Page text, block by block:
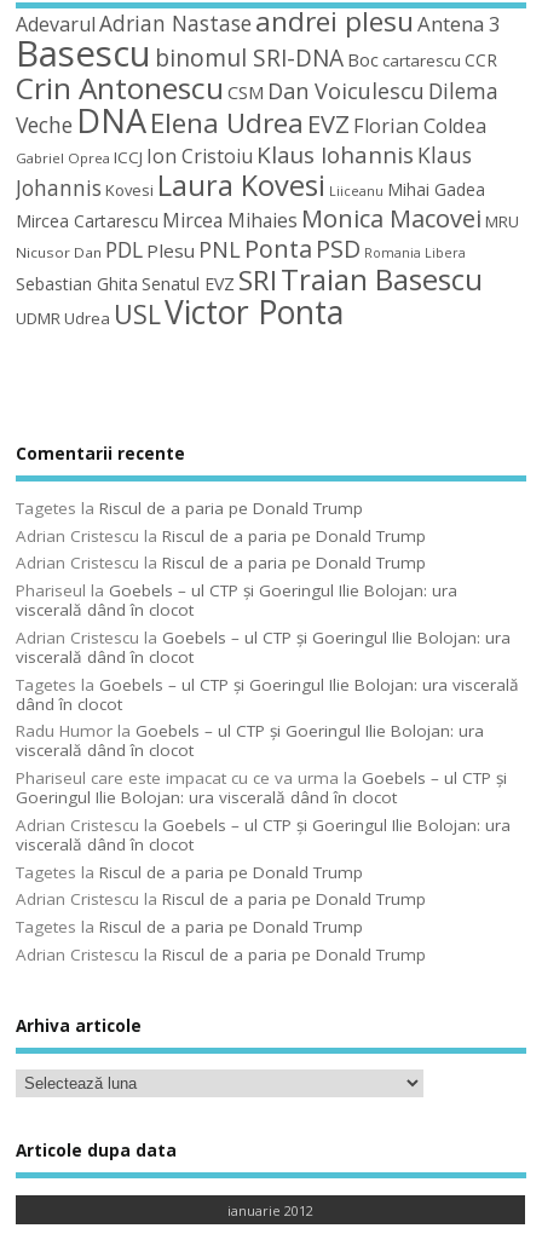
Adevarul Adrian Nastaseandrei plesuAntena 3
Basescu binomul SRI-DNA Boc cartarescu CCR
Crin Antonescu CSM Dan Voiculescu Dilema
Veche DNAElena Udrea EVZ Florian Coldea
Gabriel Oprea ICCJ Ion Cristoiu Klaus Iohannis Klaus
Johannis Kovesi Laura Kovesi Liiceanu Mihai Gadea
Mircea Cartarescu Mircea Mihaies Monica Macovei MRU
Nicusor Dan PDL Plesu PNL Ponta PSD Romania Libera
Sebastian Ghita Senatul EVZ SRITraian Basescu
UDMRUdrea USLVictor Ponta
Comentarii recente
Tagetes laRiscul de a paria pe Donald Trump
Adrian Cristescu laRiscul de a paria pe Donald Trump
Adrian Cristescu laRiscul de a paria pe Donald Trump
Phariseul la Goebels – ul CTP şi Goeringul Ilie Bolojan: ura
viscerală dând în clocot
Adrian Cristescu la Goebels – ul CTP şi Goeringul Ilie Bolojan: ura
viscerală dând în clocot
Tagetes la Goebels – ul CTP şi Goeringul Ilie Bolojan: ura viscerală
dând în clocot
Radu Humor la Goebels – ul CTP şi Goeringul Ilie Bolojan: ura
viscerală dând în clocot
Phariseul care este impacat cu ce va urma la Goebels – ul CTP şi
Goeringul Ilie Bolojan: ura viscerală dând în clocot
Adrian Cristescu la Goebels – ul CTP şi Goeringul Ilie Bolojan: ura
viscerală dând în clocot
Tagetes laRiscul de a paria pe Donald Trump
Adrian Cristescu laRiscul de a paria pe Donald Trump
Tagetes laRiscul de a paria pe Donald Trump
Adrian Cristescu laRiscul de a paria pe Donald Trump
Arhiva articole
Articole dupa data
ianuarie 2012